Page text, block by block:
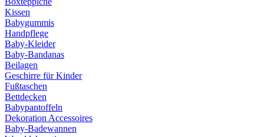
Kissen
Babygummis
Handpflege
Baby-Kleider
Baby-Bandanas
Beilagen
Geschirre für Kinder
Fußtaschen
Bettdecken
Babypantoffeln
Dekoration Accessoires
Baby-Badewannen